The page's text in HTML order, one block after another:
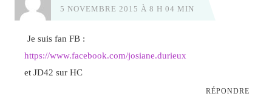
5 NOVEMBRE 2015 À 8 H 04 MIN
Je suis fan FB :
https://www.facebook.com/josiane.durieux
et JD42 sur HC
RÉPONDRE